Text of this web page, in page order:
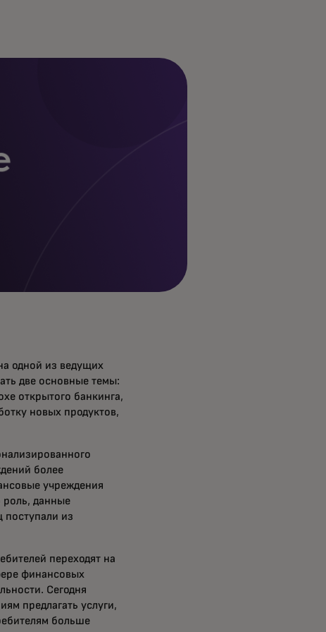
одной из ведущих
две основные темы:
открытого банкинга,
новых продуктов,
более
учреждения
роль, данные
поступали из
переходят на
финансовых
Сегодня
предлагать услуги,
больше